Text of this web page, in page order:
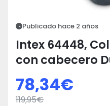
Publicado hace 2 años
Intex 64448,
con cabecero
Plush
78,34€
119,95€